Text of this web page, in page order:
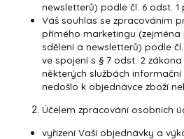
newsletterů) podle čl. 6 odst. 1
Váš souhlas se zpracováním
přímého marketingu
sdělení a newsletterů) podle čl.
ve spojení s § 7 odst. 2
některých službách
nedošlo k objednávce zboží
Účelem zpracování osobních
vyřízení Vaší objednávky a